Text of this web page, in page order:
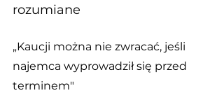
rozumiane
„Kaucji można nie zwracać, jeśli
najemca wyprowadził się przed
terminem"